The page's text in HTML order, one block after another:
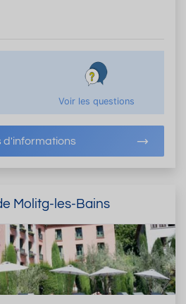
Voir les questions
d'informations
Molitg-les-Bains